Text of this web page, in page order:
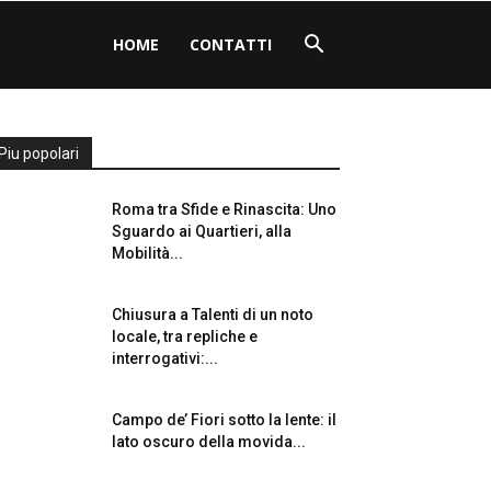
HOME CONTATTI
Piu popolari
Roma tra Sfide e Rinascita: Uno
Sguardo ai Quartieri, alla
Mobilità...
Chiusura a Talenti di un noto
locale, tra repliche e
interrogativi:...
Campo de’ Fiori sotto la lente: il
lato oscuro della movida...